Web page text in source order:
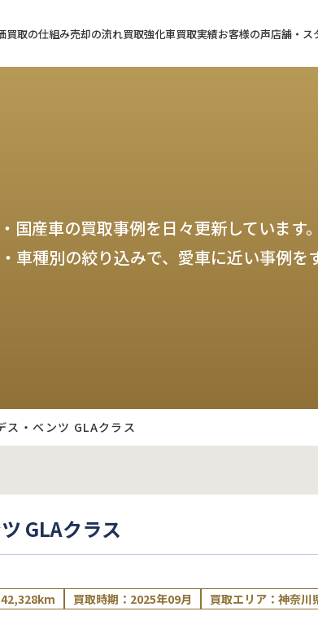
買取の仕組み売却の流れ買取強化車買取実績お客様の声店舗・ス
国産車の買取事例を日々更新しています
車種別の絞り込みで、愛車に近い事例を
ス・ベンツ GLAクラス
GLAクラス
買取時期：2025年09月
買取エリア：神奈川